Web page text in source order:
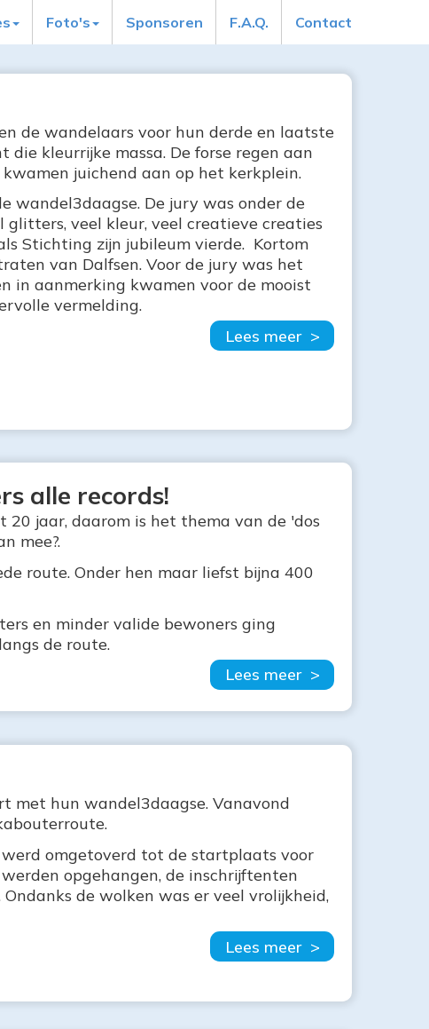
Foto's Sponsoren F.A.Q. Contact
de wandelaars voor hun derde en laatste
kleurrijke massa. De forse regen aan
juichend aan op het kerkplein.
wandel3daagse. De jury was onder de
veel kleur, veel creatieve creaties
Stichting zijn jubileum vierde. Kortom
van Dalfsen. Voor de jury was het
in aanmerking kwamen voor de mooist
vermelding.
Lees meer >
alle records!
jaar, daarom is het thema van de 'dos
mee?.
route. Onder hen maar liefst bijna 400
en minder valide bewoners ging
de route.
Lees meer >
met hun wandel3daagse. Vanavond
omgetoverd tot de startplaats voor
opgehangen, de inschrijftenten
de wolken was er veel vrolijkheid,
Lees meer >